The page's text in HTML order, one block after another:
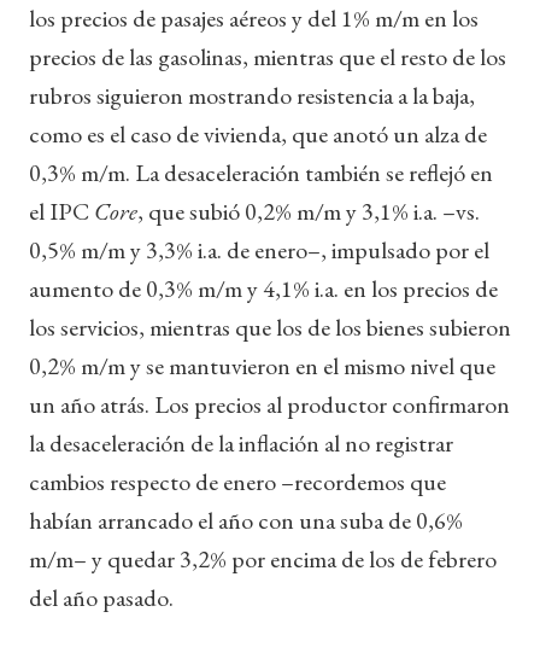
los precios de pasajes aéreos y del 1% m/m en los
precios de las gasolinas, mientras que el resto de los
rubros siguieron mostrando resistencia a la baja,
como es el caso de vivienda, que anotó un alza de
0,3% m/m. La desaceleración también se reflejó en
el IPC Core, que subió 0,2% m/m y 3,1% i.a. –vs.
0,5% m/m y 3,3% i.a. de enero–, impulsado por el
aumento de 0,3% m/m y 4,1% i.a. en los precios de
los servicios, mientras que los de los bienes subieron
0,2% m/m y se mantuvieron en el mismo nivel que
un año atrás. Los precios al productor confirmaron
la desaceleración de la inflación al no registrar
cambios respecto de enero –recordemos que
habían arrancado el año con una suba de 0,6%
m/m– y quedar 3,2% por encima de los de febrero
del año pasado.